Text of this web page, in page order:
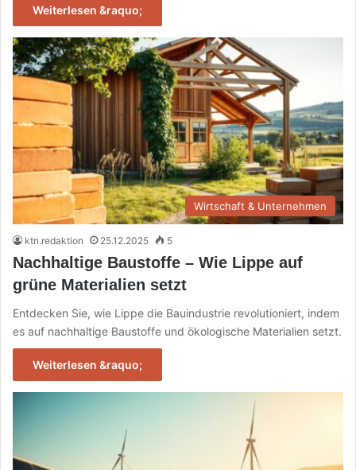
Weiterlesen &raquo;
Wirtschaft & Unternehmen
ktn.redaktion 25.12.2025 5
Nachhaltige Baustoffe – Wie Lippe auf
grüne Materialien setzt
Entdecken Sie, wie Lippe die Bauindustrie revolutioniert, indem
es auf nachhaltige Baustoffe und ökologische Materialien setzt.
Weiterlesen &raquo;